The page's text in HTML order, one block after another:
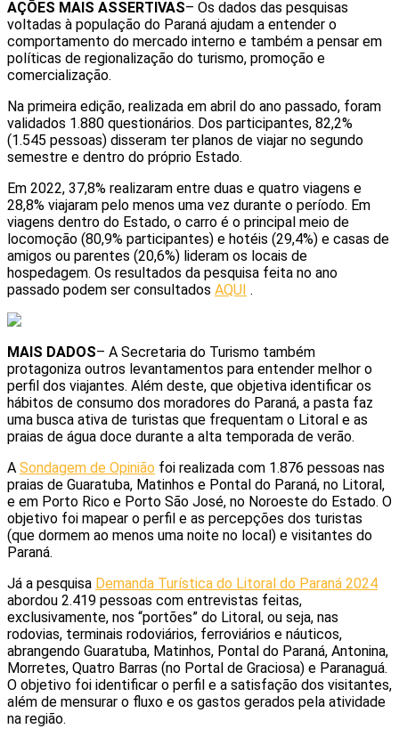
AÇÕES MAIS ASSERTIVAS– Os dados das pesquisas
voltadas à população do Paraná ajudam a entender o
comportamento do mercado interno e também a pensar em
políticas de regionalização do turismo, promoção e
comercialização.
Na primeira edição, realizada em abril do ano passado, foram
validados 1.880 questionários. Dos participantes, 82,2%
(1.545 pessoas) disseram ter planos de viajar no segundo
semestre e dentro do próprio Estado.
Em 2022, 37,8% realizaram entre duas e quatro viagens e
28,8% viajaram pelo menos uma vez durante o período. Em
viagens dentro do Estado, o carro é o principal meio de
locomoção (80,9% participantes) e hotéis (29,4%) e casas de
amigos ou parentes (20,6%) lideram os locais de
hospedagem. Os resultados da pesquisa feita no ano
passado podem ser consultados AQUI .
MAIS DADOS– A Secretaria do Turismo também
protagoniza outros levantamentos para entender melhor o
perfil dos viajantes. Além deste, que objetiva identificar os
hábitos de consumo dos moradores do Paraná, a pasta faz
uma busca ativa de turistas que frequentam o Litoral e as
praias de água doce durante a alta temporada de verão.
A Sondagem de Opinião foi realizada com 1.876 pessoas nas
praias de Guaratuba, Matinhos e Pontal do Paraná, no Litoral,
e em Porto Rico e Porto São José, no Noroeste do Estado. O
objetivo foi mapear o perfil e as percepções dos turistas
(que dormem ao menos uma noite no local) e visitantes do
Paraná.
Já a pesquisa Demanda Turística do Litoral do Paraná 2024
abordou 2.419 pessoas com entrevistas feitas,
exclusivamente, nos “portões” do Litoral, ou seja, nas
rodovias, terminais rodoviários, ferroviários e náuticos,
abrangendo Guaratuba, Matinhos, Pontal do Paraná, Antonina,
Morretes, Quatro Barras (no Portal de Graciosa) e Paranaguá.
O objetivo foi identificar o perfil e a satisfação dos visitantes,
além de mensurar o fluxo e os gastos gerados pela atividade
na região.